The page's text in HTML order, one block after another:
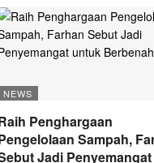
NEWS
Penghargaan
Sampah,
Jadi Penyemangat